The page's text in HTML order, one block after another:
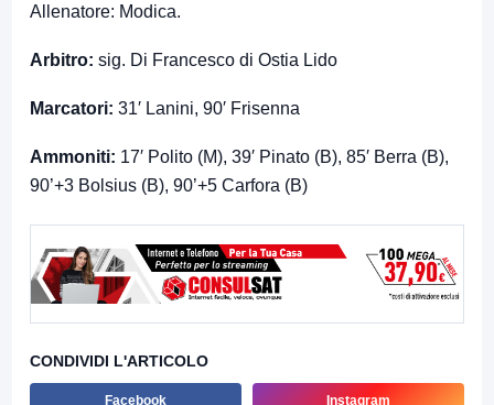
Allenatore: Modica.
Arbitro: sig. Di Francesco di Ostia Lido
Marcatori: 31′ Lanini, 90′ Frisenna
Ammoniti: 17′ Polito (M), 39′ Pinato (B), 85′ Berra (B),
90’+3 Bolsius (B), 90’+5 Carfora (B)
CONDIVIDI L'ARTICOLO
Facebook Instagram